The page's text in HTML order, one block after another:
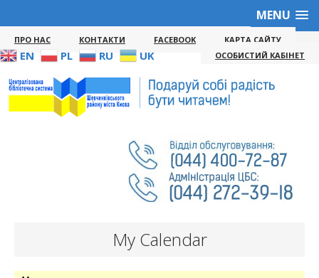
MENU
ПРО НАС КОНТАКТИ FACEBOOK КАРТА САЙТУ
EN PL RU UK ОСОБИСТИЙ КАБІНЕТ
My Calendar